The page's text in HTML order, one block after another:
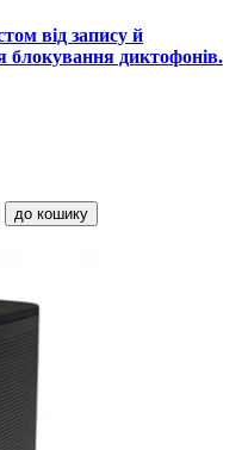
від запису й
блокування диктофонів.
до кошику